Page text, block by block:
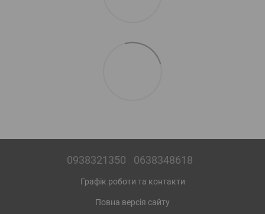
0938321350 0638348618
Графік роботи та контакти
Повна версія сайту